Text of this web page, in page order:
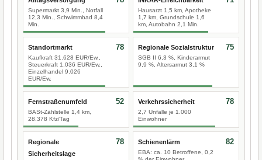
Supermarkt 3,9 Min., Notfall
12,3 Min., Schwimmbad 8,4
Min.
Hausarzt 1,5 km, Apotheke
1,7 km, Grundschule 1,6
km, Autobahn 2,1 Min.
Standortmarkt
Kaufkraft 31.628 EUR/Ew.,
Steuerkraft 1.036 EUR/Ew.,
Einzelhandel 9.026
EUR/Ew.
78 Regionale Sozialstruktur
SGB II 6,3 %, Kinderarmut
9,9 %, Altersarmut 3,1 %
75
Fernstraßenumfeld
BASt-Zählstelle 1,4 km,
28.378 Kfz/Tag
52 Verkehrssicherheit
2,7 Unfälle je 1.000
Einwohner
78
Regionale
Sicherheitslage
78 Schienenlärm
EBA: ca. 10 Betroffene, 0,2
82